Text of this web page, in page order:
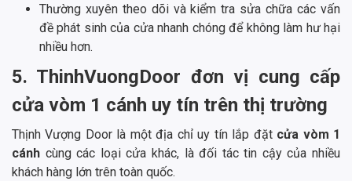
Thường xuyên theo dõi và kiểm tra sửa chữa các vấn
đề phát sinh của cửa nhanh chóng để không làm hư hại
nhiều hơn.
5. ThinhVuongDoor đơn vị cung cấp
cửa vòm 1 cánh uy tín trên thị trường
Thịnh Vượng Door là một địa chỉ uy tín lắp đặt cửa vòm 1
cánh cùng các loại cửa khác, là đối tác tin cậy của nhiều
khách hàng lớn trên toàn quốc.